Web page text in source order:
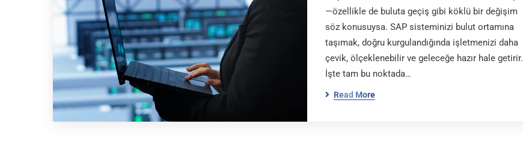
—özellikle de buluta geçiş gibi köklü bir değişim
söz konusuysa. SAP sisteminizi bulut ortamına
taşımak, doğru kurgulandığında işletmenizi daha
çevik, ölçeklenebilir ve geleceğe hazır hale getirir.
İşte tam bu noktada…
Read More